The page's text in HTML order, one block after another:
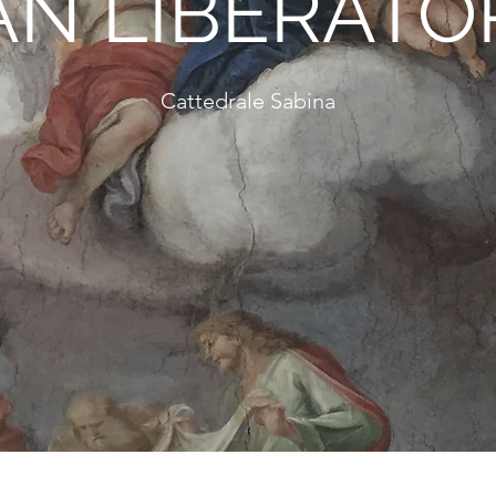
Cattedrale Sabina